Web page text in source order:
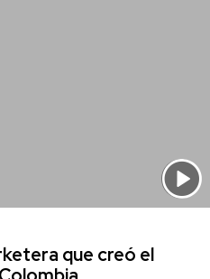
que creó el